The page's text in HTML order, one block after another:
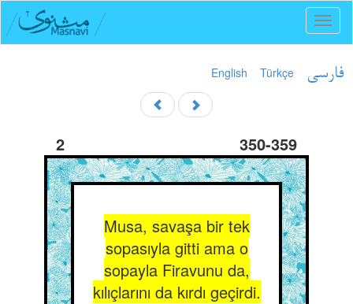
English Türkçe فارسی
2 350-359
Musa, savaşa bir tek
sopasıyla gitti ama o
sopayla Firavunu da,
kılıçlarını da kırdı geçirdi.